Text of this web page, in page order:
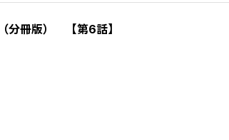
分冊版） 【第6話】